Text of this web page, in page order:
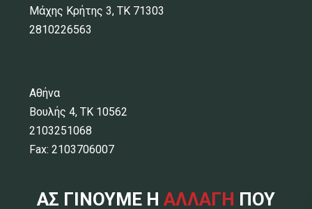
Μάχης Κρήτης 3, ΤΚ 71303
2810226563
Αθήνα
Βουλής 4, ΤΚ 10562
2103251068
Fax: 2103706007
ΑΣ ΓΙΝΟΥΜΕ Η ΑΛΛΑΓΗ ΠΟΥ